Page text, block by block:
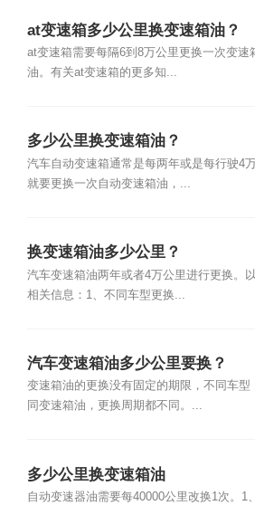
at变速箱多少公里换变速箱油？
at变速箱需要每隔6到8万公里更换一次变速
油。有关at变速箱的更多知...
多少公里换变速箱油？
汽车自动变速箱通常是每两年或是每行驶4
就要更换一次自动变速箱油，...
换变速箱油多少公里？
汽车变速箱油两年或者4万公里进行更换。
相关信息：1、不同车型更换...
汽车变速箱油多少公里要换？
变速箱油的更换没有固定的期限，不同车型
同变速箱油，更换周期都不同。...
多少公里换变速箱油
自动变速器油需要每40000公里改换1次。1